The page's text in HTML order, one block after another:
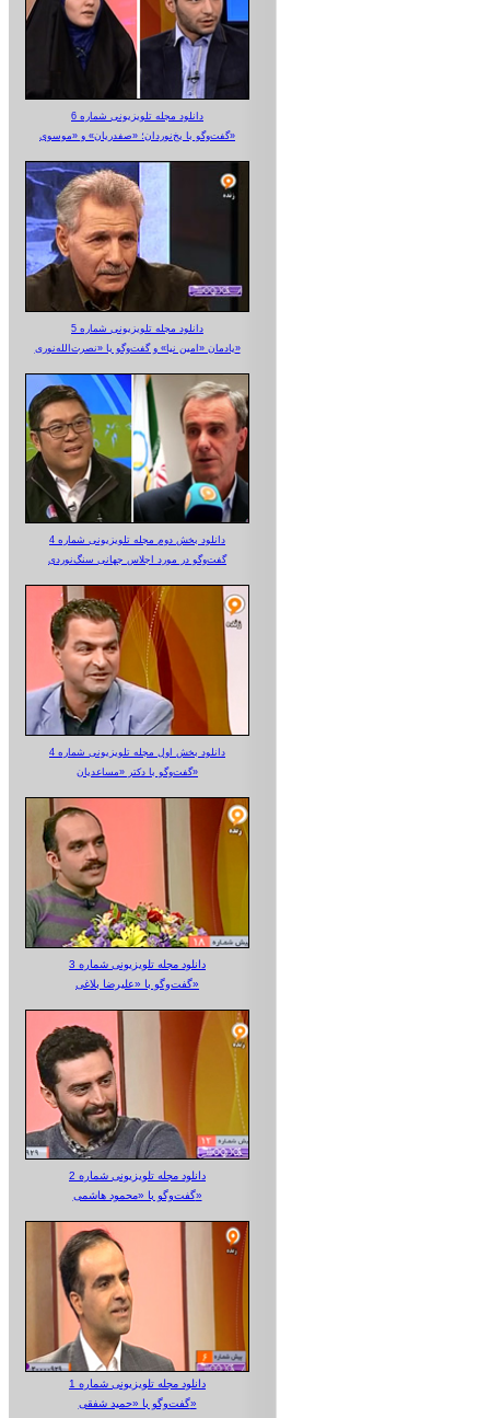
دانلود مجله تلویزیونی شماره 6
گفت‌وگو با یخ‌نوردان؛ «صفدریان» و «موسوی»
دانلود مجله تلویزیونی شماره 5
یادمان «امین نیا» و گفت‌وگو با «نصرت‌الله‌نوری»
دانلود بخش دوم مجله تلویزیونی شماره 4
گفت‌وگو در مورد اجلاس جهانی سنگ‌نوردی
دانلود بخش اول مجله تلویزیونی شماره 4
گفت‌وگو با دکتر «مساعدیان»
دانلود مجله تلویزیونی شماره 3
گفت‌وگو با «علیرضا بلاغی»
دانلود مجله تلویزیونی شماره 2
گفت‌وگو با «محمود هاشمی»
دانلود مجله تلویزیونی شماره 1
گفت‌وگو با «حمید شفقی»